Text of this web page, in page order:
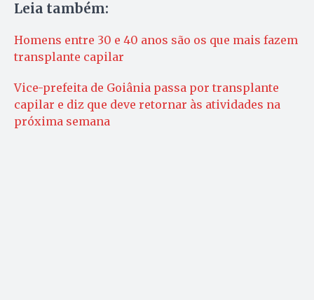
Leia também:
Homens entre 30 e 40 anos são os que mais fazem
transplante capilar
Vice-prefeita de Goiânia passa por transplante
capilar e diz que deve retornar às atividades na
próxima semana